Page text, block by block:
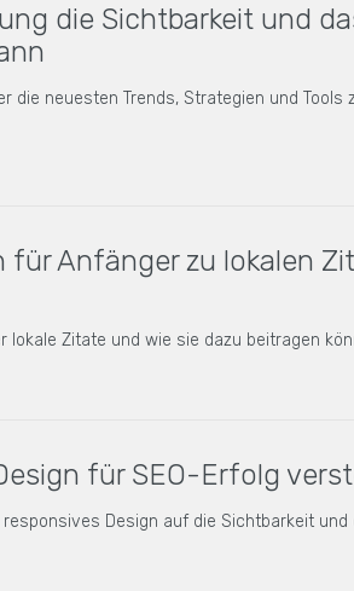
die Sichtbarkeit und
die neuesten Trends, Strategien und
für Anfänger zu lokalen
lokale Zitate und wie sie dazu beitragen
für SEO-Erfolg
Design auf die Sichtbarkeit